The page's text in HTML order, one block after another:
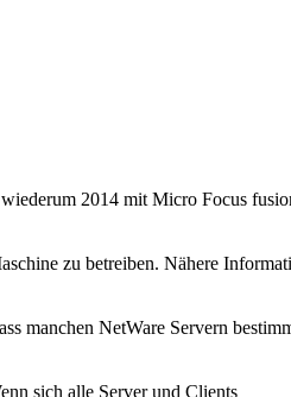
2014 mit Micro Focus
zu betreiben. Nähere
manchen NetWare Servern
sich alle Server und Clients